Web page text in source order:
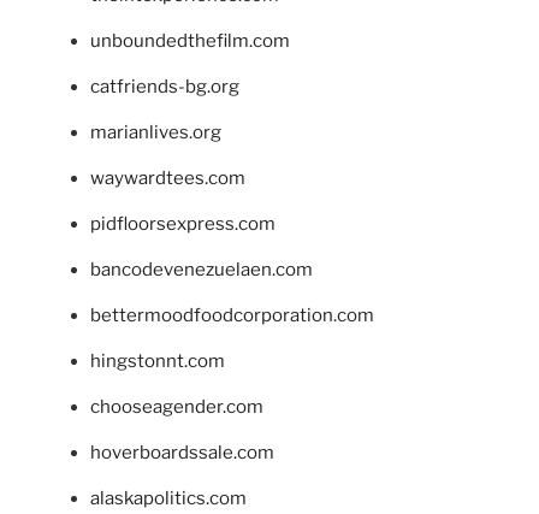
unboundedthefilm.com
catfriends-bg.org
marianlives.org
waywardtees.com
pidfloorsexpress.com
bancodevenezuelaen.com
bettermoodfoodcorporation.com
hingstonnt.com
chooseagender.com
hoverboardssale.com
alaskapolitics.com